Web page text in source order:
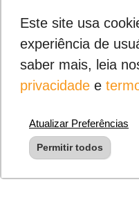
Este site usa
experiência de
saber mais, leia
privacidadee
Atualizar Preferências
Permitir todos